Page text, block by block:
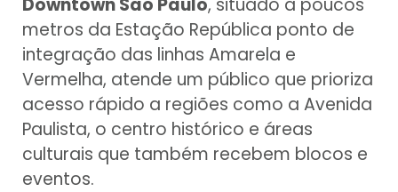
metros da Estação República ponto de
integração das linhas Amarela e
Vermelha, atende um público que prioriza
acesso rápido a regiões como a Avenida
Paulista, o centro histórico e áreas
culturais que também recebem blocos e
eventos.